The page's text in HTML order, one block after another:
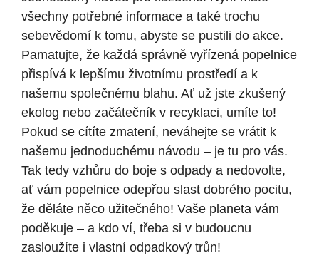
všechny potřebné informace a také trochu
sebevědomí k tomu, abyste se pustili do akce.
Pamatujte, že každá správně vyřízená popelnice
přispívá k lepšímu životnímu prostředí a k
našemu společnému blahu. Ať už jste zkušený
ekolog nebo začátečník v recyklaci, umíte to!
Pokud se cítíte zmatení, neváhejte se vrátit k
našemu jednoduchému návodu – je tu pro vás.
Tak tedy vzhůru do boje s odpady a nedovolte,
ať vám popelnice odepřou slast dobrého pocitu,
že děláte něco užitečného! Vaše planeta vám
poděkuje – a kdo ví, třeba si v budoucnu
zasloužíte i vlastní odpadkový trůn!